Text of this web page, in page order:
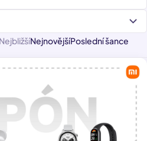
NejbližšíNejnovějšíPoslední šance